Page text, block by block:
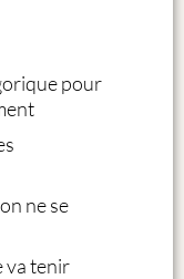
pour
ne se
va tenir